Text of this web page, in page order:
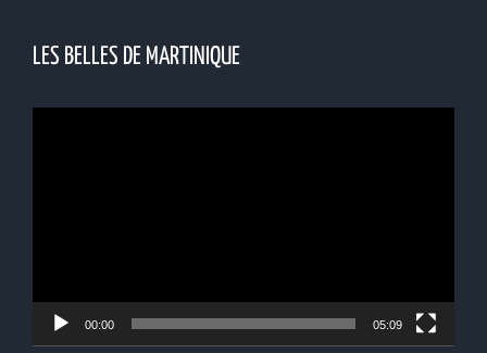
LES BELLES DE MARTINIQUE
00:00 05:09